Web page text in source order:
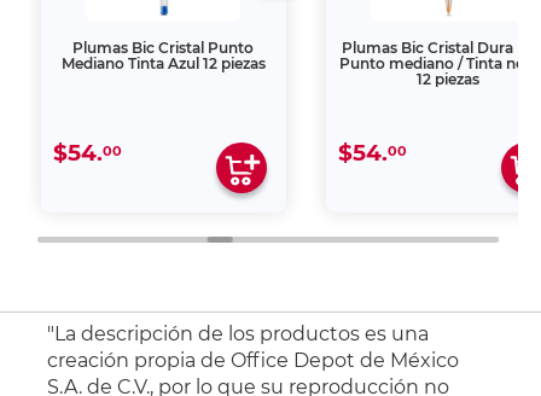
Plumas Bic Cristal Punto
Mediano Tinta Azul 12 piezas
$54.00
Plumas Bic Cristal Dura
Punto mediano / Tinta
12 piezas
$54.00
"La descripción de los productos es una
creación propia de Office Depot de México
S.A. de C.V., por lo que su reproducción no